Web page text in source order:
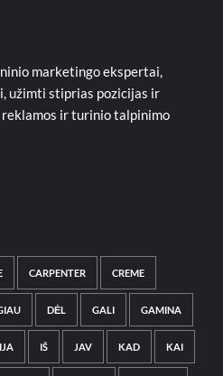
marketingo ekspertai,
užimti stiprias pozicijas ir
ir turinio talpinimo
CARPENTER CREME
DĖL GALI GAMINA
IŠ JAV KAD KAI